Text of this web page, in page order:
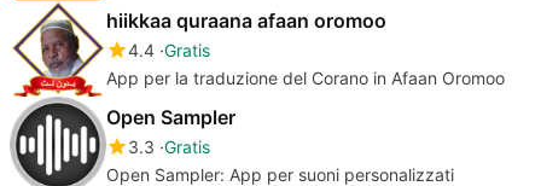
hiikkaa quraana afaan oromoo
4.4 Gratis
App per la traduzione del Corano in Afaan Oromoo
Open Sampler
3.3 Gratis
Open Sampler: App per suoni personalizzati